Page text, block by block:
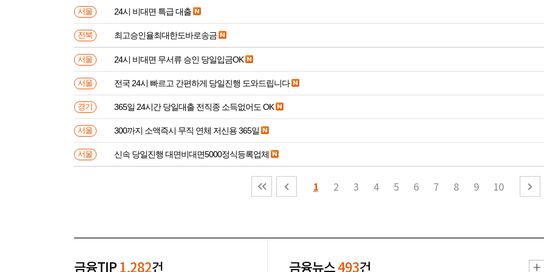
서울 24시 비대면 특급 대출
전북 최고승인율최대한도바로송금
서울 24시 비대면 무서류 승인 당일입금OK
서울 전국 24시 빠르고 간편하게 당일진행 도와드립니다
경기 365일 24시간 당일대출 전직종 소득없어도 OK
서울 300까지 소액즉시 무직 연체 저신용 365일
서울 신속 당일진행 대면비대면5000정식등록업체
1 2 3 4 5 6 7 8 9 10
금융TIP 1,282건 금융뉴스493건